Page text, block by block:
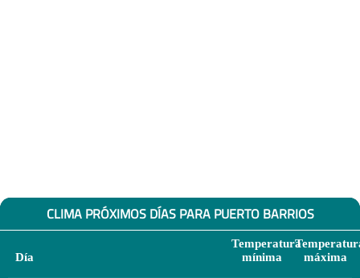
CLIMA PRÓXIMOS DÍAS PARA PUERTO BARRIOS
Día
Temperatura
mínima
máxima